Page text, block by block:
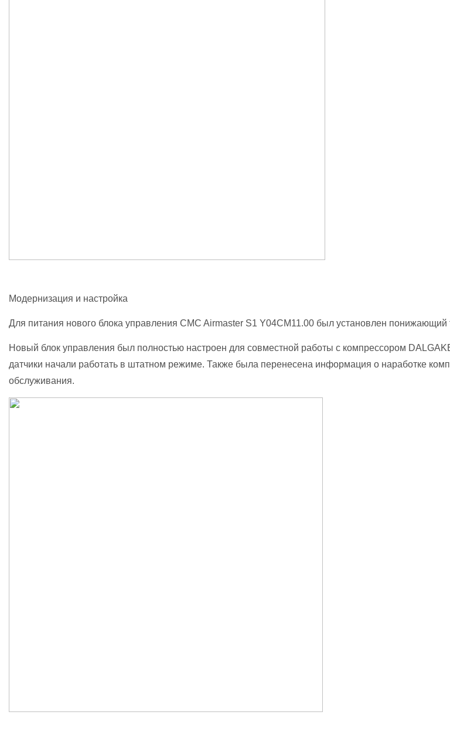
Модернизация и настройка
Для питания нового блока управления CMC Airmaster S1 Y04СМ11.00 был установлен понижающий
Новый блок управления был полностью настроен для совместной работы с компрессором
датчики начали работать в штатном режиме. Также была перенесена информация о наработке
обслуживания.